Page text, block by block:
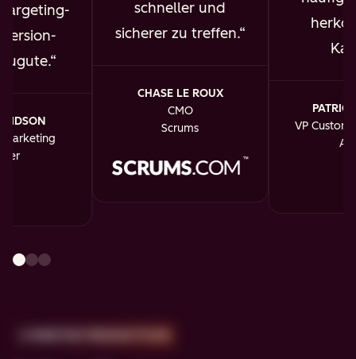
schneller und
sicherer zu treffen.
CHASE LE ROUX
CMO
Scrums
VP